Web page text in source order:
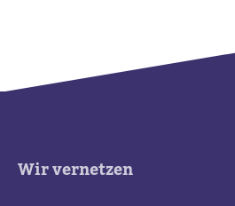
Wir vernetzen